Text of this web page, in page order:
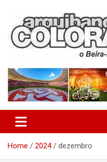
content
Home 2024 dezembro